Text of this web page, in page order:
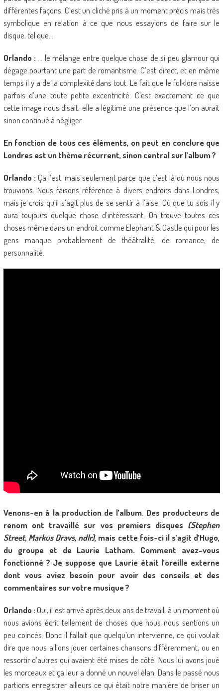
différentes façons. C’est un cliché pris à un moment précis mais très
symbolique en relation à ce que nous essayions de faire sur le
disque, tel que…
Orlando :
… le mélange entre quelque chose de si peu glamour qui
dégage pourtant une part de romantisme. C’est direct, et en même
temps il y a de la complexité dans tout. Le fait que le folklore naisse
parfois d’une toute petite excentricité. C’est exactement ce que
cette image nous disait, elle a légitimé une présence que l’on aurait
sinon continué à négliger.
En fonction de tous ces éléments, on peut en conclure que
Londres est un thème récurrent, sinon central sur l’album ?
Orlando : Ça l’est, mais seulement parce que c’est là où nous nous
trouvions. Nous faisons référence à divers endroits dans Londres,
mais je crois qu’il s’agit plus de se sentir à l’aise. Où que tu sois il y
aura toujours quelque chose d’intéressant. On trouve toutes ces
choses même dans un endroit comme Elephant & Castle qui pour les
gens manque probablement de théâtralité, de romance, de
personnalité.
Venons-en à la production de l’album. Des producteurs de
renom ont travaillé sur vos premiers disques (Stephen
Street, Markus Dravs, ndlr), mais cette fois-ci il s’agit d’Hugo,
du groupe et de Laurie Latham. Comment avez-vous
fonctionné ? Je suppose que Laurie était l’oreille externe
dont vous aviez besoin pour avoir des conseils et des
commentaires sur votre musique ?
Orlando :Oui, il est arrivé après deux ans de travail, à un moment où
nous avions écrit tellement de choses que nous nous sentions un
peu coincés. Donc il fallait que quelqu’un intervienne, ce qui voulait
dire que nous allions jouer certaines chansons différemment, ou en
ressortir d’autres qui avaient été mises de côté. Nous lui avons joué
les morceaux et ça leur a donné un nouvel élan. Dans le passé nous
partions enregistrer ailleurs ce qui était notre manière de briser un